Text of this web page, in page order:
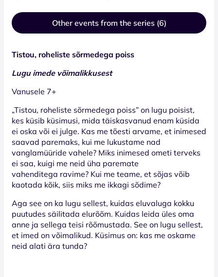
Other events from the series (6)
Tistou, roheliste sõrmedega poiss
Lugu imede võimalikkusest
Vanusele 7+
„Tistou, roheliste sõrmedega poiss” on lugu poisist,
kes küsib küsimusi, mida täiskasvanud enam küsida
ei oska või ei julge. Kas me tõesti arvame, et inimesed
saavad paremaks, kui me lukustame nad
vanglamüüride vahele? Miks inimesed ometi terveks
ei saa, kuigi me neid üha paremate
vahenditega ravime? Kui me teame, et sõjas võib
kaotada kõik, siis miks me ikkagi sõdime?
Aga see on ka lugu sellest, kuidas eluvaluga kokku
puutudes säilitada elurõõm. Kuidas leida üles oma
anne ja sellega teisi rõõmustada. See on lugu sellest,
et imed on võimalikud. Küsimus on: kas me oskame
neid alati ära tunda?